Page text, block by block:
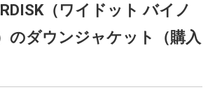
（ワイドット バイノ
のダウンジャケット（購入